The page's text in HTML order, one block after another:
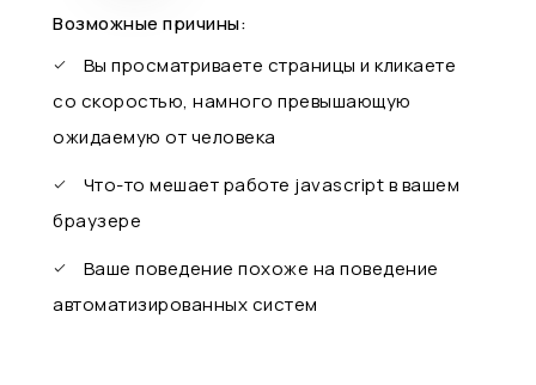
Возможные причины:
Вы просматриваете страницы и кликаете
со скоростью, намного превышающую
ожидаемую от человека
Что-то мешает работе javascript в вашем
браузере
Ваше поведение похоже на поведение
автоматизированных систем